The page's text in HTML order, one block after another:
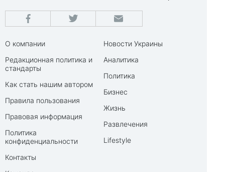
О компании
Редакционная политика и
стандарты
Как стать нашим автором
Правила пользования
Правовая информация
Политика
конфиденциальности
Контакты
Новости Украины
Аналитика
Политика
Бизнес
Жизнь
Развлечения
Lifestyle